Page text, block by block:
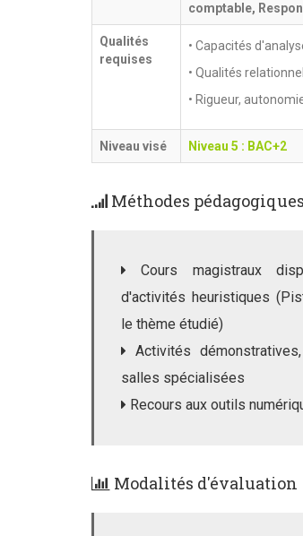
comptable,
Qualités
requises
• Capacités
• Qualités
• Rigueur,
Niveau visé Niveau 5 : BAC+2
Méthodes pédagogiques
Cours magistraux
d'activités heuristiques
le thème étudié)
Activités
salles spécialisées
Recours aux outils
Modalités d'évaluation